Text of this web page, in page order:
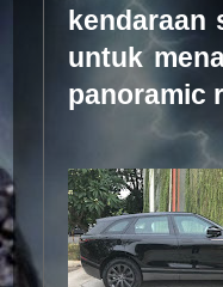
kendaraan
untuk
panoramic